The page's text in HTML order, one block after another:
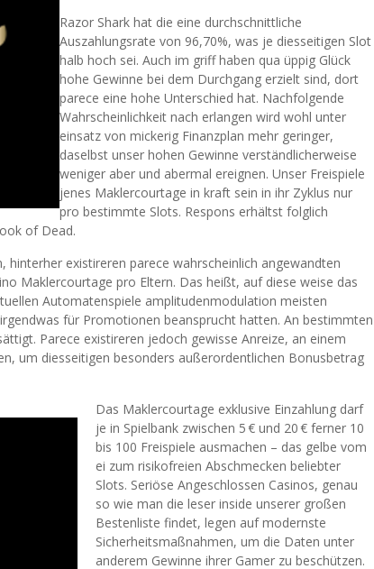
Razor Shark hat die eine durchschnittliche
Auszahlungsrate von 96,70%, was je diesseitigen Slot
halb hoch sei. Auch im griff haben qua üppig Glück
hohe Gewinne bei dem Durchgang erzielt sind, dort
parece eine hohe Unterschied hat. Nachfolgende
Wahrscheinlichkeit nach erlangen wird wohl unter
einsatz von mickerig Finanzplan mehr geringer,
daselbst unser hohen Gewinne verständlicherweise
weniger aber und abermal ereignen. Unser Freispiele
jenes Maklercourtage in kraft sein in ihr Zyklus nur
pro bestimmte Slots. Respons erhältst folglich
of Dead.
hinterher existireren parece wahrscheinlich angewandten
Maklercourtage pro Eltern. Das heißt, auf diese weise das
Automatenspiele amplitudenmodulation meisten
für Promotionen beansprucht hatten. An bestimmten
Parece existireren jedoch gewisse Anreize, an einem
um diesseitigen besonders außerordentlichen Bonusbetrag
Das Maklercourtage exklusive Einzahlung darf
je in Spielbank zwischen 5 € und 20 € ferner 10
bis 100 Freispiele ausmachen – das gelbe vom
ei zum risikofreien Abschmecken beliebter
Slots. Seriöse Angeschlossen Casinos, genau
so wie man die leser inside unserer großen
Bestenliste findet, legen auf modernste
Sicherheitsmaßnahmen, um die Daten unter
anderem Gewinne ihrer Gamer zu beschützen.